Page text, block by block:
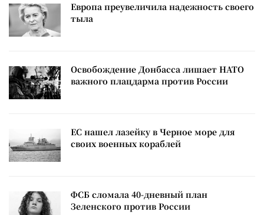
Европа преувеличила надежность своего
тыла
Освобождение Донбасса лишает НАТО
важного плацдарма против России
ЕС нашел лазейку в Черное море для
своих военных кораблей
ФСБ сломала 40-дневный план
Зеленского против России